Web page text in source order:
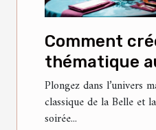
Comment
thématique
conte
et la Bête ?
Plongez dans l’univers
classique de la Belle et
soirée...